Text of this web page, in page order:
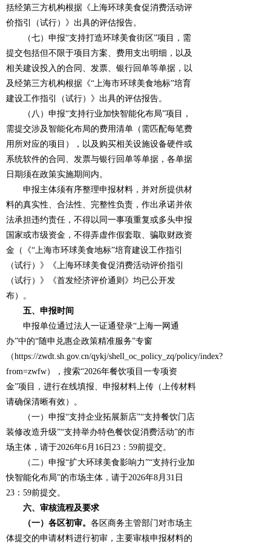
括经第三方机构根据《上海环球美食促消费活动评
价指引（试行）》出具的评估报告。
（七）申报“支持打造环球美食街区”项目，需
提交包括但不限于项目方案、费用支出明细，以及
相关建设投入的合同、发票、银行回单等单据，以
及经第三方机构根据《“上海市环球美食地标”培育
建设工作指引（试行）》出具的评估报告。
（八）申报“支持行业加快智能化布局”项目，
需提交涉及智能化布局的费用清单（需匹配每笔费
用所对应的项目），以及购买相关设施设备硬件或
系统软件的合同、发票与银行回单等单据，各单据
日期须在政策实施期间内。
申报主体须有序整理申报材料，并对所提供材
料的真实性、合法性、完整性负责，作出承诺并依
法承担违约责任，不得以同一事项重复或多头申报
国家或市级资金，不得弄虚作假套取、骗取财政资
金（《“上海市环球美食地标”培育建设工作指引
（试行）》《上海环球美食促消费活动评价指引
（试行）》《首发经济评价通则》均已公开发
布）。
五、申报时间
申报单位通过法人一证通登录“上海一网通
办”中的“随申兑惠企政策精准服务”专窗
（https://zwdt.sh.gov.cn/qykj/shell_oc_policy_zq/policy/index?
from=zwfw），搜索“2026年餐饮项目一专项资
金”项目，进行在线填报、申报材料上传（上传材料
请确保清晰有效）。
（一）申报“支持企业拓展新店”“支持餐饮门店
装修改造升级”“支持举办特色餐饮促消费活动”的市
场主体，请于2026年6月16日23：59前提交。
（二）申报“扩大环球美食影响力”“支持行业加
快智能化布局”的市场主体，请于2026年8月31日
23：59前提交。
六、审核流程及要求
（一）各区初审。 各区商务主管部门对市场主
体提交的申请材料进行初审，主要审核申报材料的